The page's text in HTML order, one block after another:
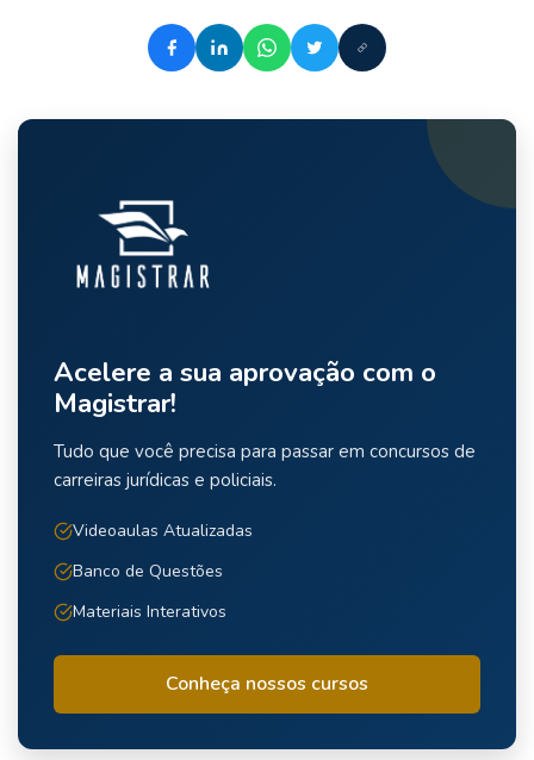
Acelere a sua aprovação com o
Magistrar!
Tudo que você precisa para passar em concursos de
carreiras jurídicas e policiais.
Videoaulas Atualizadas
Banco de Questões
Materiais Interativos
Conheça nossos cursos